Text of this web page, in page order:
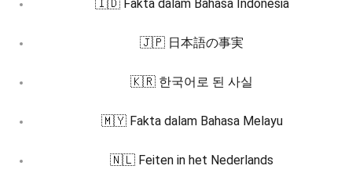
🇮🇩 Fakta dalam Bahasa Indonesia
🇯🇵 日本語の事実
🇰🇷 한국어로 된 사실
🇲🇾 Fakta dalam Bahasa Melayu
🇳🇱 Feiten in het Nederlands